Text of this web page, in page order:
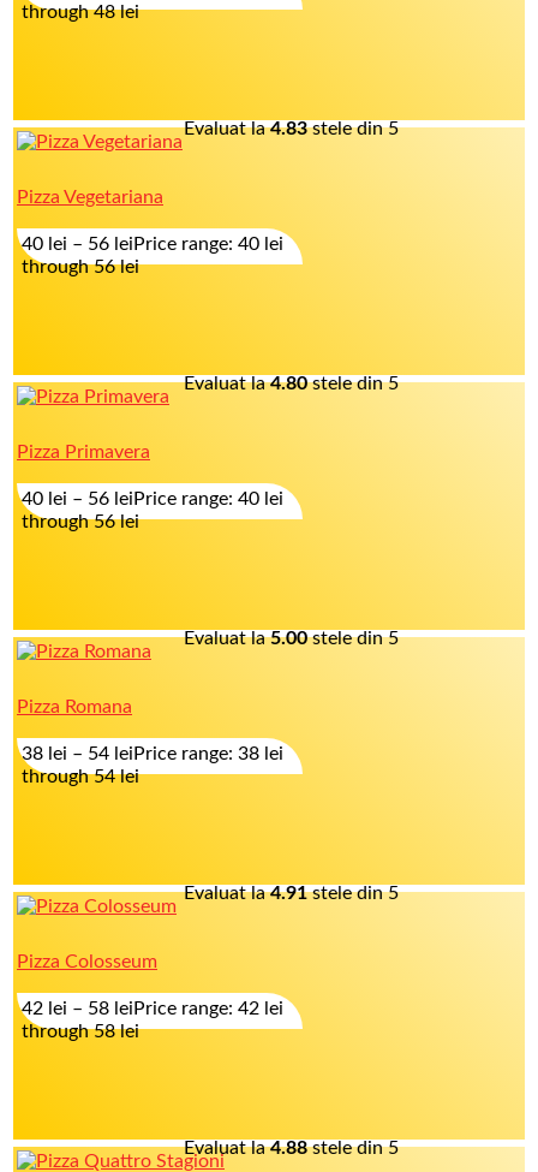
through 48 lei
Pizza Vegetariana
Evaluat la4.83stele din 5
40 lei – 56 lei Price range: 40 lei
through 56 lei
Pizza Primavera
Evaluat la4.80stele din 5
40 lei – 56 lei Price range: 40 lei
through 56 lei
Pizza Romana
Evaluat la5.00stele din 5
38 lei – 54 lei Price range: 38 lei
through 54 lei
Pizza Colosseum
Evaluat la4.91stele din 5
42 lei – 58 lei Price range: 42 lei
through 58 lei
Evaluat la4.88stele din 5